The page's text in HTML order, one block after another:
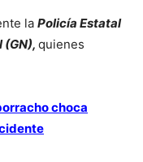
la Policía Estatal
(GN), quienes
choca